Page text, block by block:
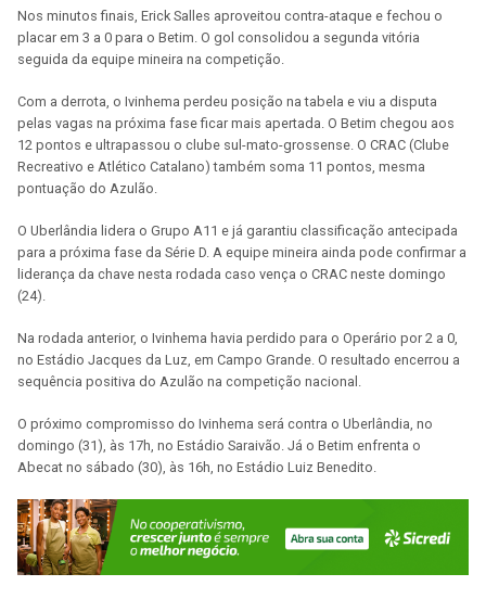
Nos minutos finais, Erick Salles aproveitou contra-ataque e fechou o
placar em 3 a 0 para o Betim. O gol consolidou a segunda vitória
seguida da equipe mineira na competição.
Com a derrota, o Ivinhema perdeu posição na tabela e viu a disputa
pelas vagas na próxima fase ficar mais apertada. O Betim chegou aos
12 pontos e ultrapassou o clube sul-mato-grossense. O CRAC (Clube
Recreativo e Atlético Catalano) também soma 11 pontos, mesma
pontuação do Azulão.
O Uberlândia lidera o Grupo A11 e já garantiu classificação antecipada
para a próxima fase da Série D. A equipe mineira ainda pode confirmar a
liderança da chave nesta rodada caso vença o CRAC neste domingo
(24).
Na rodada anterior, o Ivinhema havia perdido para o Operário por 2 a 0,
no Estádio Jacques da Luz, em Campo Grande. O resultado encerrou a
sequência positiva do Azulão na competição nacional.
O próximo compromisso do Ivinhema será contra o Uberlândia, no
domingo (31), às 17h, no Estádio Saraivão. Já o Betim enfrenta o
Abecat no sábado (30), às 16h, no Estádio Luiz Benedito.